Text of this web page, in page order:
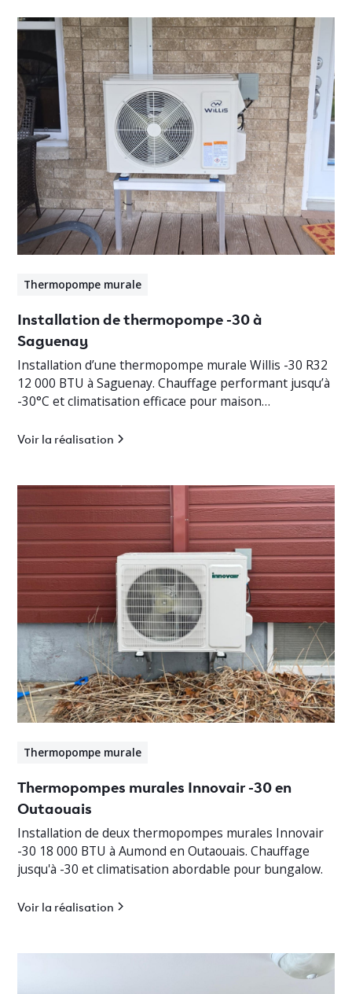
Thermopompe murale
Installation de thermopompe -30 à
Saguenay
Installation d’une thermopompe murale Willis -30 R32
12 000 BTU à Saguenay. Chauffage performant jusqu’à
-30°C et climatisation efficace pour maison
Voir la réalisation
Thermopompe murale
Thermopompes murales Innovair -30 en
Outaouais
Installation de deux thermopompes murales Innovair
-30 18 000 BTU à Aumond en Outaouais. Chauffage
jusqu'à -30 et climatisation abordable pour bungalow.
Voir la réalisation